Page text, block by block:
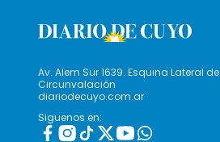
Av. Alem Sur 1639. Esquina Lateral de
Circunvalación
diariodecuyo.com.ar
Siguenos en: